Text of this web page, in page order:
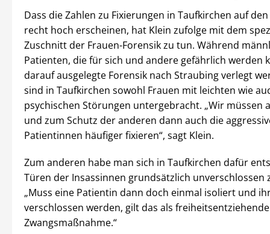
Dass die Zahlen zu Fixierungen in Taufkirchen auf
recht hoch erscheinen, hat Klein zufolge mit dem
Zuschnitt der Frauen-Forensik zu tun. Während
Patienten, die für sich und andere gefährlich werden
darauf ausgelegte Forensik nach Straubing verlegt
sind in Taufkirchen sowohl Frauen mit leichten wie
psychischen Störungen untergebracht. „Wir müssen
und zum Schutz der anderen dann auch die
Patientinnen häufiger fixieren“, sagt Klein.
Zum anderen habe man sich in Taufkirchen dafür
Türen der Insassinnen grundsätzlich unverschlossen
„Muss eine Patientin dann doch einmal isoliert und
verschlossen werden, gilt das als freiheitsentziehende
Zwangsmaßnahme.“